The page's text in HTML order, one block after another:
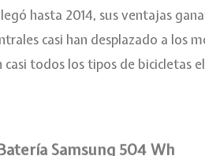
hasta 2014, sus ventajas
casi han desplazado a los
casi todos los tipos de bicicletas
Samsung 504 Wh